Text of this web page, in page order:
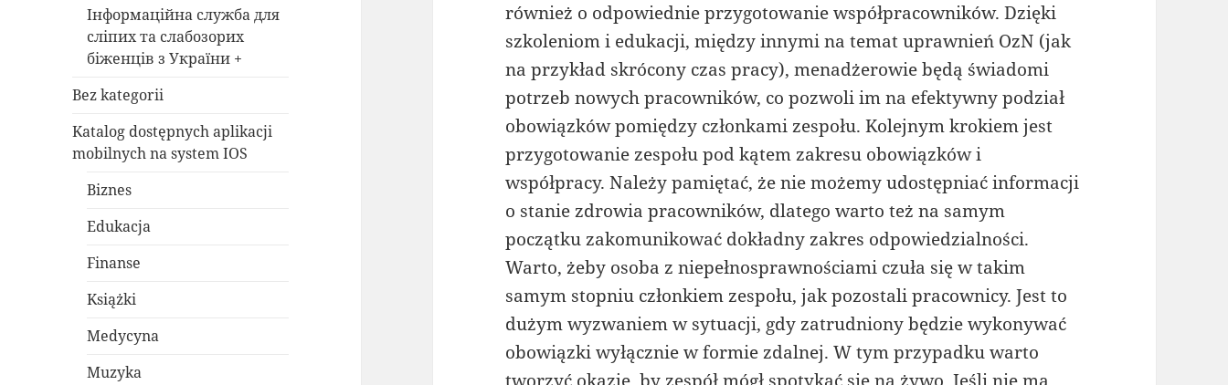
Інформаційна служба для
сліпих та слабозорих
біженців з України +
Bez kategorii
Katalog dostępnych aplikacji
mobilnych na system IOS
Biznes
Edukacja
Finanse
Książki
Medycyna
Muzyka
również o odpowiednie przygotowanie współpracowników. Dzięki
szkoleniom i edukacji, między innymi na temat uprawnień OzN (jak
na przykład skrócony czas pracy), menadżerowie będą świadomi
potrzeb nowych pracowników, co pozwoli im na efektywny podział
obowiązków pomiędzy członkami zespołu. Kolejnym krokiem jest
przygotowanie zespołu pod kątem zakresu obowiązków i
współpracy. Należy pamiętać, że nie możemy udostępniać informacji
o stanie zdrowia pracowników, dlatego warto też na samym
początku zakomunikować dokładny zakres odpowiedzialności.
Warto, żeby osoba z niepełnosprawnościami czuła się w takim
samym stopniu członkiem zespołu, jak pozostali pracownicy. Jest to
dużym wyzwaniem w sytuacji, gdy zatrudniony będzie wykonywać
obowiązki wyłącznie w formie zdalnej. W tym przypadku warto